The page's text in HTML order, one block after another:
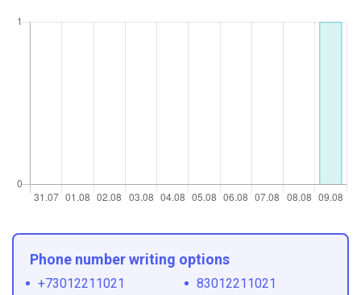
Phone number writing options
+73012211021
83012211021